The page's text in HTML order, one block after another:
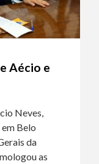
Aécio e
Neves,
Belo
da
as